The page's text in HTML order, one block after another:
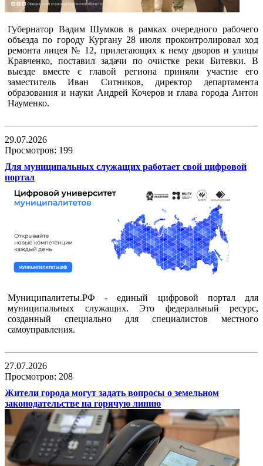
Губернатор Вадим Шумков в рамках очередного рабочего
объезда по городу Кургану 28 июля проконтролировал ход
ремонта лицея № 12, прилегающих к нему дворов и улицы
Кравченко, поставил задачи по очистке реки Битевки. В
выезде вместе с главой региона приняли участие его
заместитель Иван Ситников, директор департамента
образования и науки Андрей Кочеров и глава города Антон
Науменко.
29.07.2026
Просмотров: 199
Для муниципальных служащих работает свой цифровой
портал
Муниципалитеты.РФ - единый цифровой портал для
муниципальных служащих. Это федеральный ресурс,
созданный специально для специалистов местного
самоуправления.
27.07.2026
Просмотров: 208
Жители города могут задать вопросы о земельном
законодательстве на горячую линию